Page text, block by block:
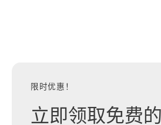
限时优惠！
立即领取免费